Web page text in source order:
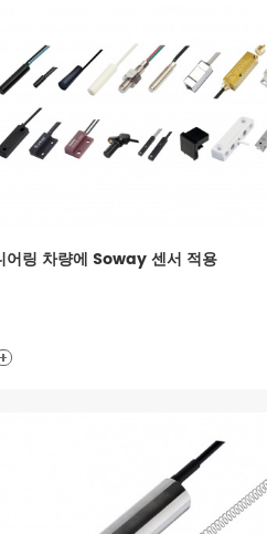
어링 차량에 Soway 센서 적용